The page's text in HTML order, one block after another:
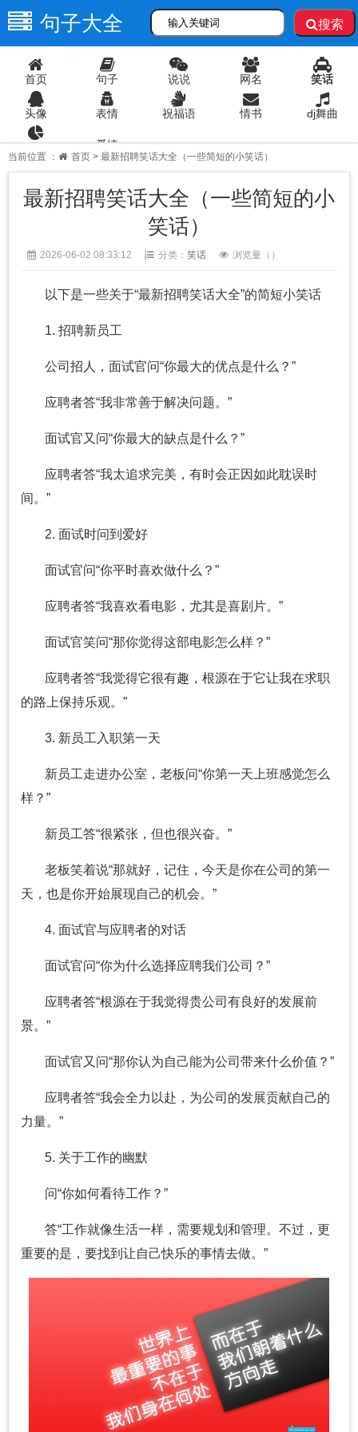
句子大全 搜索
首页 句子 说说 网名 笑话
头像 表情 祝福语 情书 dj舞曲
爱情
当前位置 ： 首页 > 最新招聘笑话大全（一些简短的小笑话）
最新招聘笑话大全（一些简短的小
笑话）
2026-06-02 08:33:12 分类： 笑话 浏览量（ ）
以下是一些关于“最新招聘笑话大全”的简短小笑话
1. 招聘新员工
公司招人，面试官问“你最大的优点是什么？”
应聘者答“我非常善于解决问题。”
面试官又问“你最大的缺点是什么？”
应聘者答“我太追求完美，有时会正因如此耽误时
间。”
2. 面试时问到爱好
面试官问“你平时喜欢做什么？”
应聘者答“我喜欢看电影，尤其是喜剧片。”
面试官笑问“那你觉得这部电影怎么样？”
应聘者答“我觉得它很有趣，根源在于它让我在求职
的路上保持乐观。”
3. 新员工入职第一天
新员工走进办公室，老板问“你第一天上班感觉怎么
样？”
新员工答“很紧张，但也很兴奋。”
老板笑着说“那就好，记住，今天是你在公司的第一
天，也是你开始展现自己的机会。”
4. 面试官与应聘者的对话
面试官问“你为什么选择应聘我们公司？”
应聘者答“根源在于我觉得贵公司有良好的发展前
景。”
面试官又问“那你认为自己能为公司带来什么价值？”
应聘者答“我会全力以赴，为公司的发展贡献自己的
力量。”
5. 关于工作的幽默
问“你如何看待工作？”
答“工作就像生活一样，需要规划和管理。不过，更
重要的是，要找到让自己快乐的事情去做。”